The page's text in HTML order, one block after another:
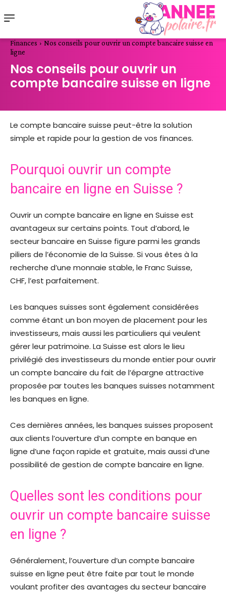
Finances
Nos conseils pour ouvrir un compte bancaire suisse en
ligne
Nos conseils pour ouvrir un
compte bancaire suisse en ligne
Le compte bancaire suisse peut-être la solution
simple et rapide pour la gestion de vos finances.
Pourquoi ouvrir un compte
bancaire en ligne en Suisse ?
Ouvrir un compte bancaire en ligne en Suisse est
avantageux sur certains points. Tout d’abord, le
secteur bancaire en Suisse figure parmi les grands
piliers de l’économie de la Suisse. Si vous êtes à la
recherche d’une monnaie stable, le Franc Suisse,
CHF, l’est parfaitement.
Les banques suisses sont également considérées
comme étant un bon moyen de placement pour les
investisseurs, mais aussi les particuliers qui veulent
gérer leur patrimoine. La Suisse est alors le lieu
privilégié des investisseurs du monde entier pour ouvrir
un compte bancaire du fait de l’épargne attractive
proposée par toutes les banques suisses notamment
les banques en ligne.
Ces dernières années, les banques suisses proposent
aux clients l’ouverture d’un compte en banque en
ligne d’une façon rapide et gratuite, mais aussi d’une
possibilité de gestion de compte bancaire en ligne.
Quelles sont les conditions pour
ouvrir un compte bancaire suisse
en ligne ?
Généralement, l’ouverture d’un compte bancaire
suisse en ligne peut être faite par tout le monde
voulant profiter des avantages du secteur bancaire